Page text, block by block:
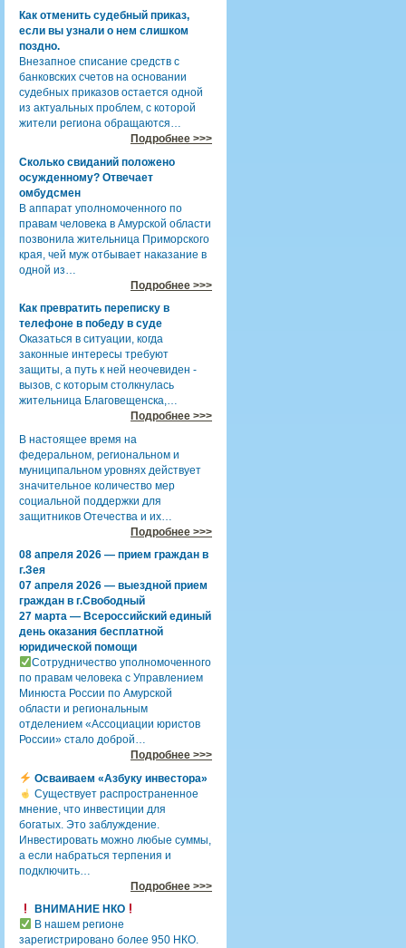
Как отменить судебный приказ,
если вы узнали о нем слишком
поздно.
Внезапное списание средств с
банковских счетов на основании
судебных приказов остается одной
из актуальных проблем, с которой
жители региона обращаются…
Подробнее >>>
Сколько свиданий положено
осужденному? Отвечает
омбудсмен
В аппарат уполномоченного по
правам человека в Амурской области
позвонила жительница Приморского
края, чей муж отбывает наказание в
одной из…
Подробнее >>>
Как превратить переписку в
телефоне в победу в суде
Оказаться в ситуации, когда
законные интересы требуют
защиты, а путь к ней неочевиден -
вызов, с которым столкнулась
жительница Благовещенска,…
Подробнее >>>
В настоящее время на
федеральном, региональном и
муниципальном уровнях действует
значительное количество мер
социальной поддержки для
защитников Отечества и их…
Подробнее >>>
08 апреля 2026 — прием граждан в
г.Зея
07 апреля 2026 — выездной прием
граждан в г.Свободный
27 марта — Всероссийский единый
день оказания бесплатной
юридической помощи
Сотрудничество уполномоченного
по правам человека с Управлением
Минюста России по Амурской
области и региональным
отделением «Ассоциации юристов
России» стало доброй…
Подробнее >>>
Осваиваем «Азбуку инвестора»
Существует распространенное
мнение, что инвестиции для
богатых. Это заблуждение.
Инвестировать можно любые суммы,
а если набраться терпения и
подключить…
Подробнее >>>
ВНИМАНИЕ НКО
В нашем регионе
зарегистрировано более 950 НКО.